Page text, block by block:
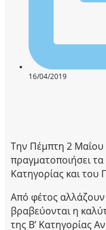
16/04/2019
Την Πέμπτη 2
πραγματοποιήσει
Κατηγορίας και του
Από φέτος
βραβεύονται η
της Β’ Κατηγορίας